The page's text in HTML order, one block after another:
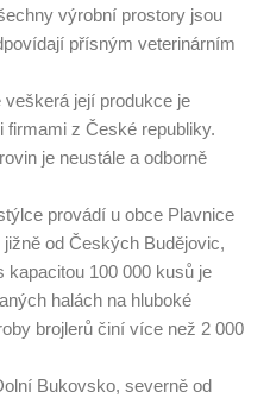
výrobní prostory jsou
přísným veterinárním
její produkce je
z České republiky.
je neustále a odborně
provádí u obce Plavnice
od Českých Budějovic,
100 000 kusů je
halách na hluboké
brojlerů činí více než 2 000
Bukovsko, severně od